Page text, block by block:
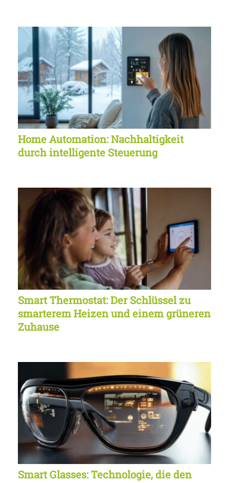
Home Automation: Nachhaltigkeit
durch intelligente Steuerung
Smart Thermostat: Der Schlüssel zu
smarterem Heizen und einem grüneren
Zuhause
Smart Glasses: Technologie, die den